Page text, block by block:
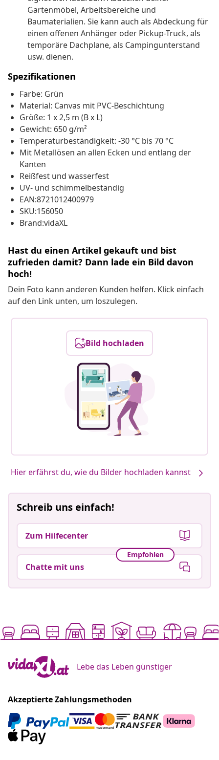
Gartenmöbel, Arbeitsbereiche und
Baumaterialien. Sie kann auch als Abdeckung für
einen offenen Anhänger oder Pickup-Truck, als
temporäre Dachplane, als Campingunterstand
usw. dienen.
Spezifikationen
Farbe: Grün
Material: Canvas mit PVC-Beschichtung
Größe: 1 x 2,5 m (B x L)
Gewicht: 650 g/m²
Temperaturbeständigkeit: -30 °C bis 70 °C
Mit Metallösen an allen Ecken und entlang der
Kanten
Reißfest und wasserfest
UV- und schimmelbeständig
EAN:8721012400979
SKU:156050
Brand:vidaXL
Hast du einen Artikel gekauft und bist
zufrieden damit? Dann lade ein Bild davon
hoch!
Dein Foto kann anderen Kunden helfen. Klick einfach
auf den Link unten, um loszulegen.
Bild hochladen
Hier erfährst du, wie du Bilder hochladen kannst
Schreib uns einfach!
Zum Hilfecenter
Empfohlen
Chatte mit uns
Lebe das Leben günstiger
Akzeptierte Zahlungsmethoden